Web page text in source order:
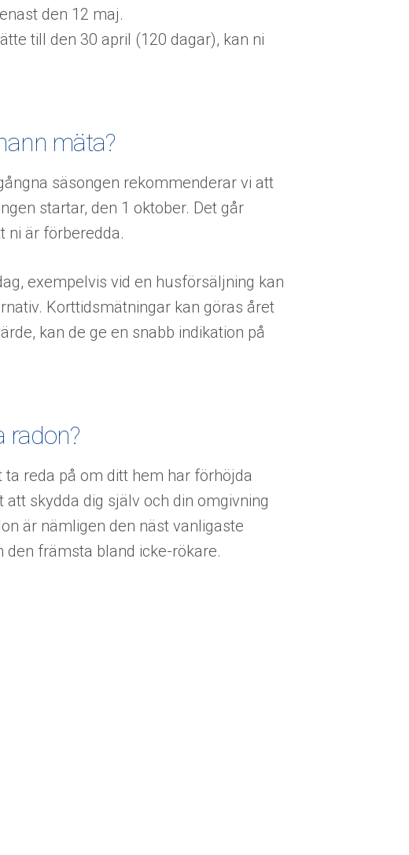
den 12 maj.
till den 30 april (120 dagar), kan ni
mäta?
säsongen rekommenderar vi att
startar, den 1 oktober. Det går
ni är förberedda.
exempelvis vid en husförsäljning kan
Korttidsmätningar kan göras året
kan de ge en snabb indikation på
radon?
reda på om ditt hem har förhöjda
skydda dig själv och din omgivning
är nämligen den näst vanligaste
främsta bland icke-rökare.